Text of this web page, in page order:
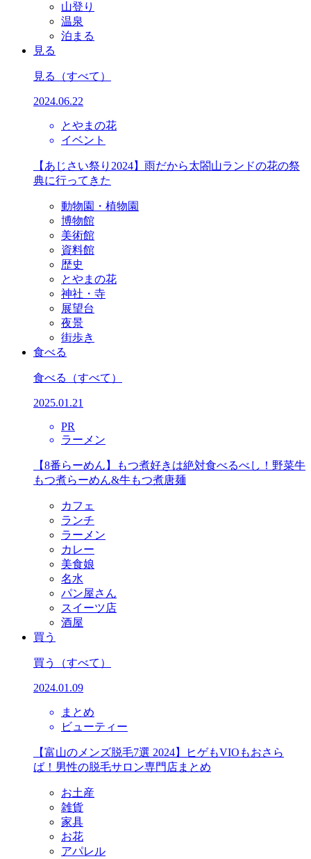
山登り
温泉
泊まる
見る
見る （すべて）
2024.06.22
とやまの花
イベント
【あじさい祭り2024】雨だから太閤山ランドの花の祭
典に行ってきた
動物園・植物園
博物館
美術館
資料館
歴史
とやまの花
神社・寺
展望台
夜景
街歩き
食べる
食べる （すべて）
2025.01.21
PR
ラーメン
【8番らーめん】もつ煮好きは絶対食べるべし！野菜牛
もつ煮らーめん&牛もつ煮唐麺
カフェ
ランチ
ラーメン
カレー
美食娘
名水
パン屋さん
スイーツ店
酒屋
買う
買う （すべて）
2024.01.09
まとめ
ビューティー
【富山のメンズ脱毛7選 2024】ヒゲもVIOもおさら
ば！男性の脱毛サロン専門店まとめ
お土産
雑貨
家具
お花
アパレル